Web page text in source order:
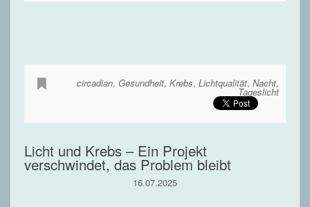
circadian,Gesundheit,Krebs,Lichtqualität,Nacht,
Tageslicht
Licht und Krebs – Ein Projekt
verschwindet, das Problem bleibt
16.07.2025